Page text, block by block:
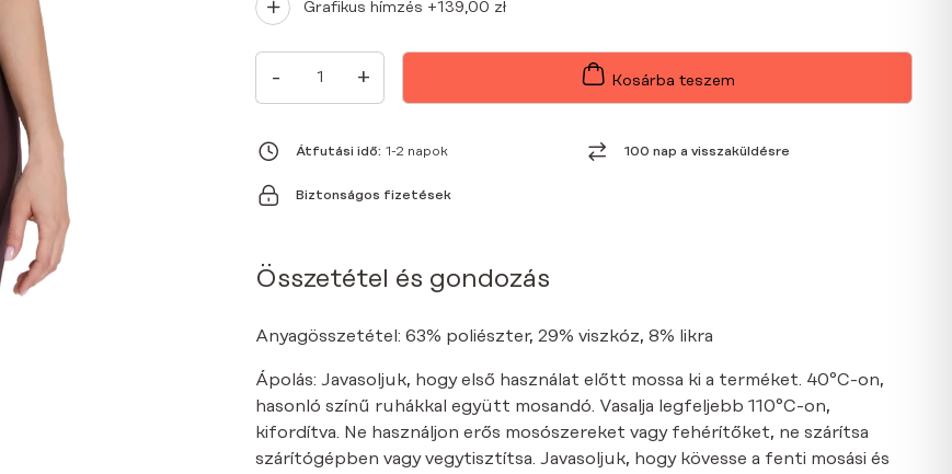
Grafikus hímzés +139,00 zł
-
NŐI
ORVOSI
ONE
POCKET
HOT
CHOCOLATE
+ Kosárba teszem
Átfutási idő: 1-2 napok 100 nap a visszaküldésre
Biztonságos fizetések
Összetétel és gondozás
Anyagösszetétel: 63% poliészter, 29% viszkóz, 8% likra
Ápolás: Javasoljuk, hogy első használat előtt mossa ki a terméket. 40°C-on,
hasonló színű ruhákkal együtt mosandó. Vasalja legfeljebb 110°C-on,
kifordítva. Ne használjon erős mosószereket vagy fehérítőket, ne szárítsa
szárítógépben vagy vegytisztítsa. Javasoljuk, hogy kövesse a fenti mosási és